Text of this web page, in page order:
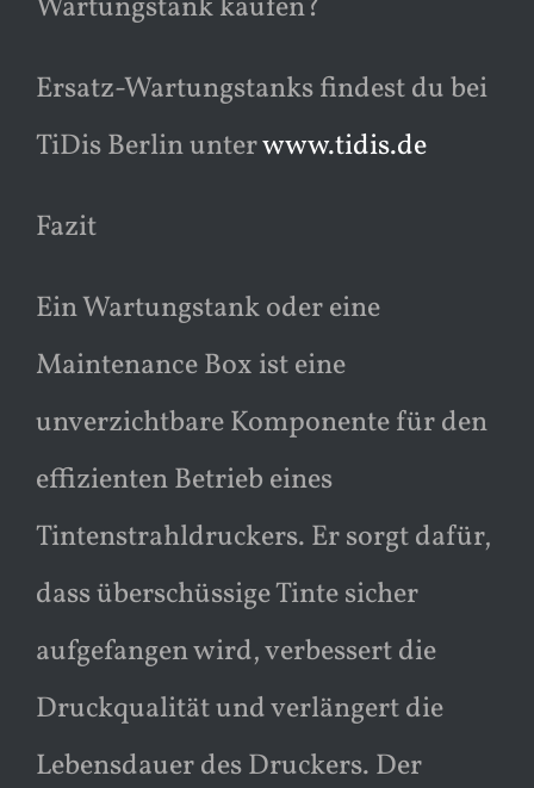
Ersatz-Wartungstanks findest du bei
TiDis Berlin unterwww.tidis.de
Fazit
Ein Wartungstank oder eine
Maintenance Box ist eine
unverzichtbare Komponente für den
effizienten Betrieb eines
Tintenstrahldruckers. Er sorgt dafür,
dass überschüssige Tinte sicher
aufgefangen wird, verbessert die
Druckqualität und verlängert die
Lebensdauer des Druckers. Der